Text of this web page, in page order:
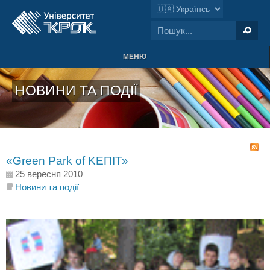
МЕНЮ
НОВИНИ ТА ПОДІЇ
«Green Park of KEПІТ»
25 вересня 2010
Новини та події